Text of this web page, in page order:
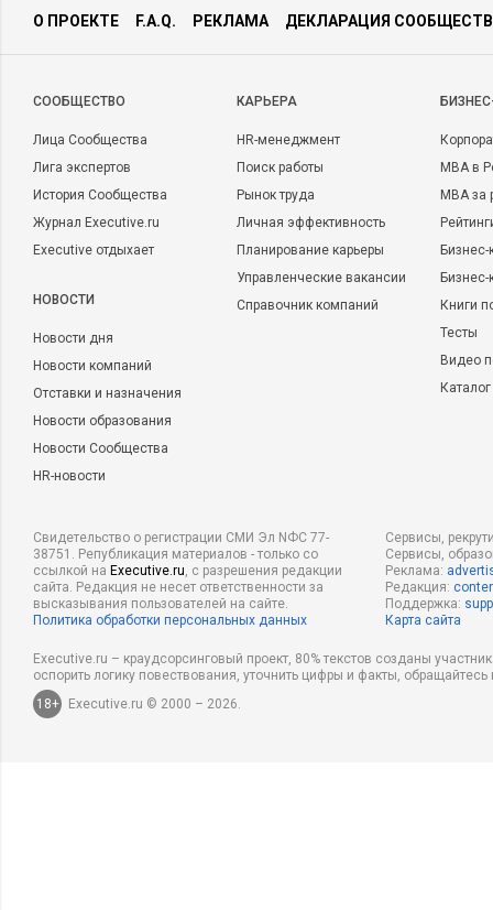
О ПРОЕКТЕ F.A.Q. РЕКЛАМА ДЕКЛАРАЦИЯ
CООБЩЕСТВО
Лица Сообщества
Лига экспертов
История Сообщества
Журнал Executive.ru
Executive отдыхает
НОВОСТИ
Новости дня
Новости компаний
Отставки и назначения
Новости образования
Новости Сообщества
HR-новости
КАРЬЕРА
HR-менеджмент
Поиск работы
Рынок труда
Личная эффективность
Планирование карьеры
Управленческие вакансии
Справочник компаний
MBA в
MBA
Бизнес-
Книги
Тесты
Видео
Свидетельство о регистрации СМИ Эл NФС 77-
38751. Републикация материалов - только со
ссылкой на Executive.ru, с разрешения редакции
сайта. Редакция не несет ответственности за
высказывания пользователей на сайте.
Политика обработки персональных данных
Сервисы,
Сервисы,
Реклама:
Редакция:
Поддержка:
Карта сайта
Executive.ru – краудсорсинговый проект, 80% текстов созданы
оспорить логику повествования, уточнить цифры и факты,
18+
Executive.ru © 2000 – 2026.